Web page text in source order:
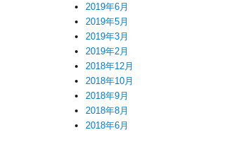
2019年6月
2019年5月
2019年3月
2019年2月
2018年12月
2018年10月
2018年9月
2018年8月
2018年6月